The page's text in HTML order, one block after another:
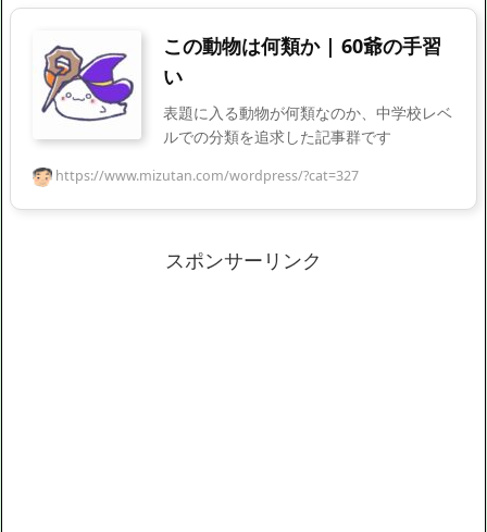
この動物は何類か | 60爺の手習
い
表題に入る動物が何類なのか、中学校レベ
ルでの分類を追求した記事群です
https://www.mizutan.com/wordpress/?cat=327
スポンサーリンク